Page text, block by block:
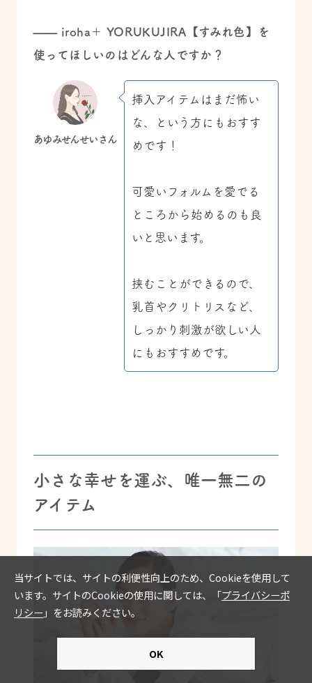
—— iroha＋ YORUKUJIRA【すみれ色】を
使ってほしいのはどんな人ですか？
あゆみせんせいさん
挿入アイテムはまだ怖い
な、という方にもおすす
めです！
可愛いフォルムを愛でる
ところから始めるのも良
いと思います。
挟むことができるので、
乳首やクリトリスなど、
しっかり刺激が欲しい人
にもおすすめです。
小さな幸せを運ぶ、唯一無二の
アイテム